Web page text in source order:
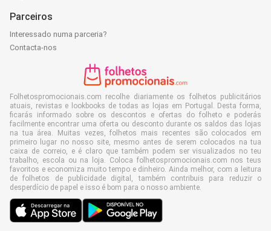
Parceiros
Interessado numa parceria?
Contacta-nos
Folhetospromocionais.com recolhe diariamente os folhetos publicitários
atuais, revistas e lookbooks de todas as lojas em Portugal. Desta forma,
ficarás informado sobre os descontos e ofertas do folheto e poderás
facilmente encontrar uma oferta ou desconto durante os saldos das lojas
na tua área. Muitas vezes, folhetos mais recentes são colocados em
primeiro lugar no nosso site, mesmo antes de serem colocados na tua
caixa de correio, e é claro que também podem ser visualizados no teu
trabalho, escola ou na loja. Coloca folhetospromocionais.com nos teus
favoritos e economiza muito tempo e dinheiro. Ainda melhor, com a leitura
de folhetos de publicidade digital, também contribuis para reduzir o
desperdício de papel e isso é bom para o nosso ambiente.